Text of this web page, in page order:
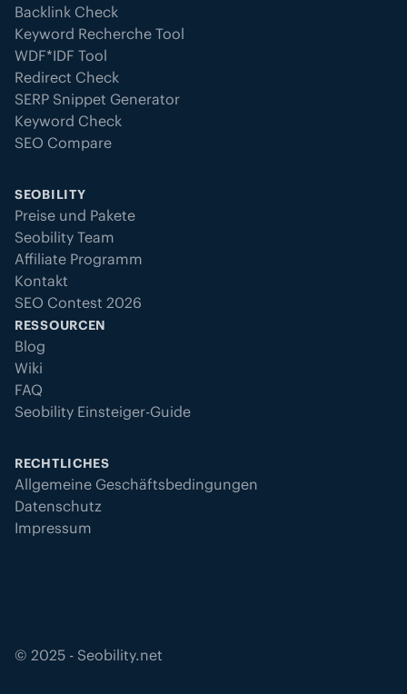
Backlink Check
Keyword Recherche Tool
WDF*IDF Tool
Redirect Check
SERP Snippet Generator
Keyword Check
SEO Compare
SEOBILITY
Preise und Pakete
Seobility Team
Affiliate Programm
Kontakt
SEO Contest 2026
RESSOURCEN
Blog
Wiki
FAQ
Seobility Einsteiger-Guide
RECHTLICHES
Allgemeine Geschäftsbedingungen
Datenschutz
Impressum
© 2025 - Seobility.net